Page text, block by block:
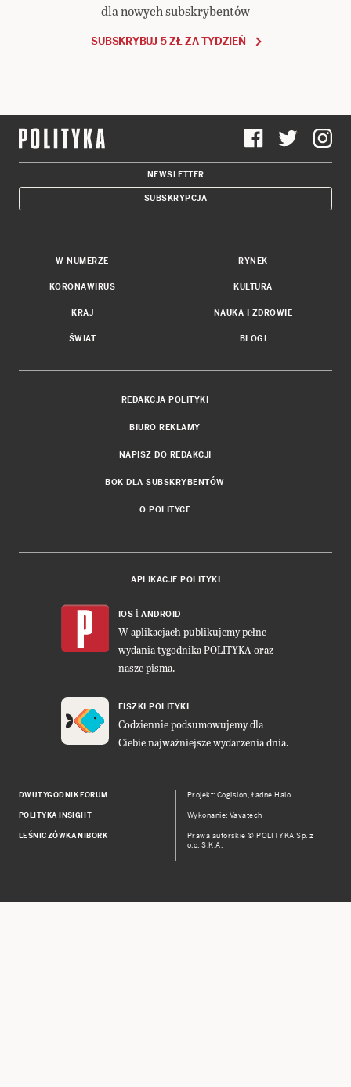
dla nowych subskrybentów
SUBSKRYBUJ 5 ZŁ ZA TYDZIEŃ
NEWSLETTER
SUBSKRYPCJA
W NUMERZE
KORONAWIRUS
KRAJ
ŚWIAT
RYNEK
KULTURA
NAUKA I ZDROWIE
BLOGI
REDAKCJA POLITYKI
BIURO REKLAMY
NAPISZ DO REDAKCJI
BOK DLA SUBSKRYBENTÓW
O POLITYCE
APLIKACJE POLITYKI
IOS i ANDROID
W aplikacjach publikujemy pełne
wydania tygodnika POLITYKA oraz
nasze pisma.
FISZKI POLITYKI
Codziennie podsumowujemy dla
Ciebie najważniejsze wydarzenia dnia.
DWUTYGODNIK FORUM
POLITYKA INSIGHT
LEŚNICZÓWKA NIBORK
Projekt:Cogision, Ładne Halo
Wykonanie: Vavatech
Prawa autorskie © POLITYKA Sp. z
o.o. S.K.A.